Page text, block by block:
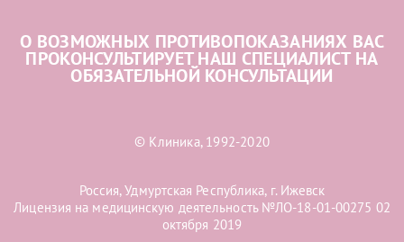
О ВОЗМОЖНЫХ ПРОТИВОПОКАЗАНИЯХ ВАС
ПРОКОНСУЛЬТИРУЕТ НАШ СПЕЦИАЛИСТ НА
ОБЯЗАТЕЛЬНОЙ КОНСУЛЬТАЦИИ
© Клиника, 1992-2020
Россия, Удмуртская Республика, г. Ижевск
Лицензия на медицинскую деятельность №ЛО-18-01-00275 02
октября 2019